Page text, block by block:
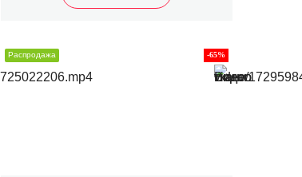
-65%
Распродажа